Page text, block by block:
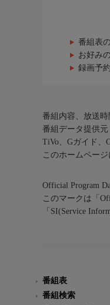
番組表
お好み
録画予
番組内容、放送
番組データ提供元
TiVo、Gガイド、
このホームペー
Official Program
このマークは「
「SI(Service
番組表
番組検索